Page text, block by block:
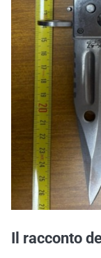
Il racconto